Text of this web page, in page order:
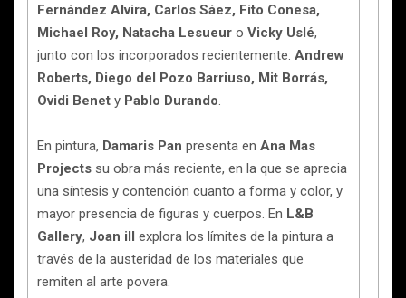
Fernández Alvira, Carlos Sáez, Fito Conesa,
Michael Roy, Natacha Lesueur o Vicky Uslé,
junto con los incorporados recientemente: Andrew
Roberts, Diego del Pozo Barriuso, Mit Borrás,
Ovidi Benet y Pablo Durando.
En pintura, Damaris Pan presenta en Ana Mas
Projects su obra más reciente, en la que se aprecia
una síntesis y contención cuanto a forma y color, y
mayor presencia de figuras y cuerpos. En L&B
Gallery, Joan ill explora los límites de la pintura a
través de la austeridad de los materiales que
remiten al arte povera.